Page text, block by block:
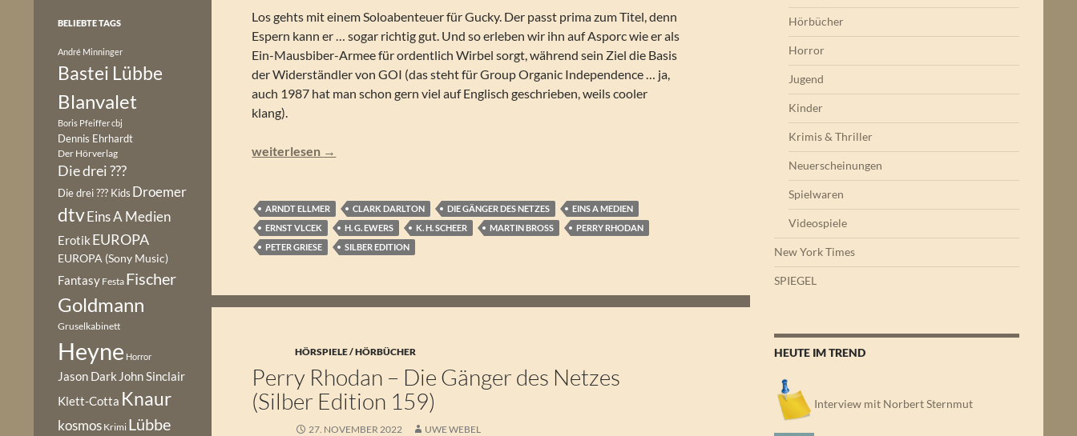
Los gehts mit einem Soloabenteuer für Gucky. Der passt prima zum Titel, denn
Espern kann er … sogar richtig gut. Und so erleben wir ihn auf Asporc wie er als
Ein-Mausbiber-Armee für ordentlich Wirbel sorgt, während sein Ziel die Basis
der Widerständler von GOI (das steht für Group Organic Independence … ja,
auch 1987 hat man schon gern viel auf Englisch geschrieben, weils cooler
klang).
Perry Rhodan – Krieg der Esper (Silber Edition 164)
weiterlesen →
ARNDT ELLMER CLARK DARLTON DIE GÄNGER DES NETZES
EINS A MEDIEN
ERNST VLCEK
H. G. EWERS K. H. SCHEER MARTIN BROSS
PERRY RHODAN
PETER GRIESE
SILBER EDITION
HÖRSPIELE / HÖRBÜCHER
Perry Rhodan – Die Gänger des Netzes
(Silber Edition 159)
27. NOVEMBER 2022 UWE WEBEL
Hörbücher
Horror
Jugend
Kinder
Krimis & Thriller
Neuerscheinungen
Spielwaren
Videospiele
New York Times
SPIEGEL
HEUTE IM TREND
Interview mit Norbert Sternmut
BELIEBTE TAGS
André Minninger
Bastei Lübbe
Blanvalet
Boris Pfeiffercbj
Dennis Ehrhardt
Der Hörverlag
Die drei ???
Die drei ??? Kids Droemer
dtvEins A Medien
Erotik EUROPA
EUROPA (Sony Music)
Fantasy Festa Fischer
Goldmann
Gruselkabinett
Heyne Horror
Jason Dark John Sinclair
Klett-Cotta Knaur
kosmos Krimi Lübbe